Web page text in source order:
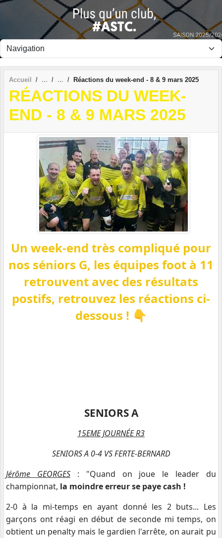
Accueil Réactions du week-end - 8 & 9 mars 2025
RÉACTIONS DU WEEK-
END - 8 & 9 MARS 2025
Un week-end très compliqué pour
nos séniors G, les équipes foot à 11
retrouvent avec des résultats
postifs, retrouvez les réactions ci-
dessous ! 👇
SENIORS A
15EME JOURNÉE R3
SENIORS A 0-4 VS FERTE-BERNARD
Jérôme GEORGES: "Quand on joue le leader du
championnat, la moindre erreur se paye cash !
2-0 à la mi-temps en ayant donné les 2 buts... Les
garçons ont réagi en début de seconde mi temps, on
obtient un penalty mais le gardien l'arrête, on aurait pu
Panneau de gestion des cookies